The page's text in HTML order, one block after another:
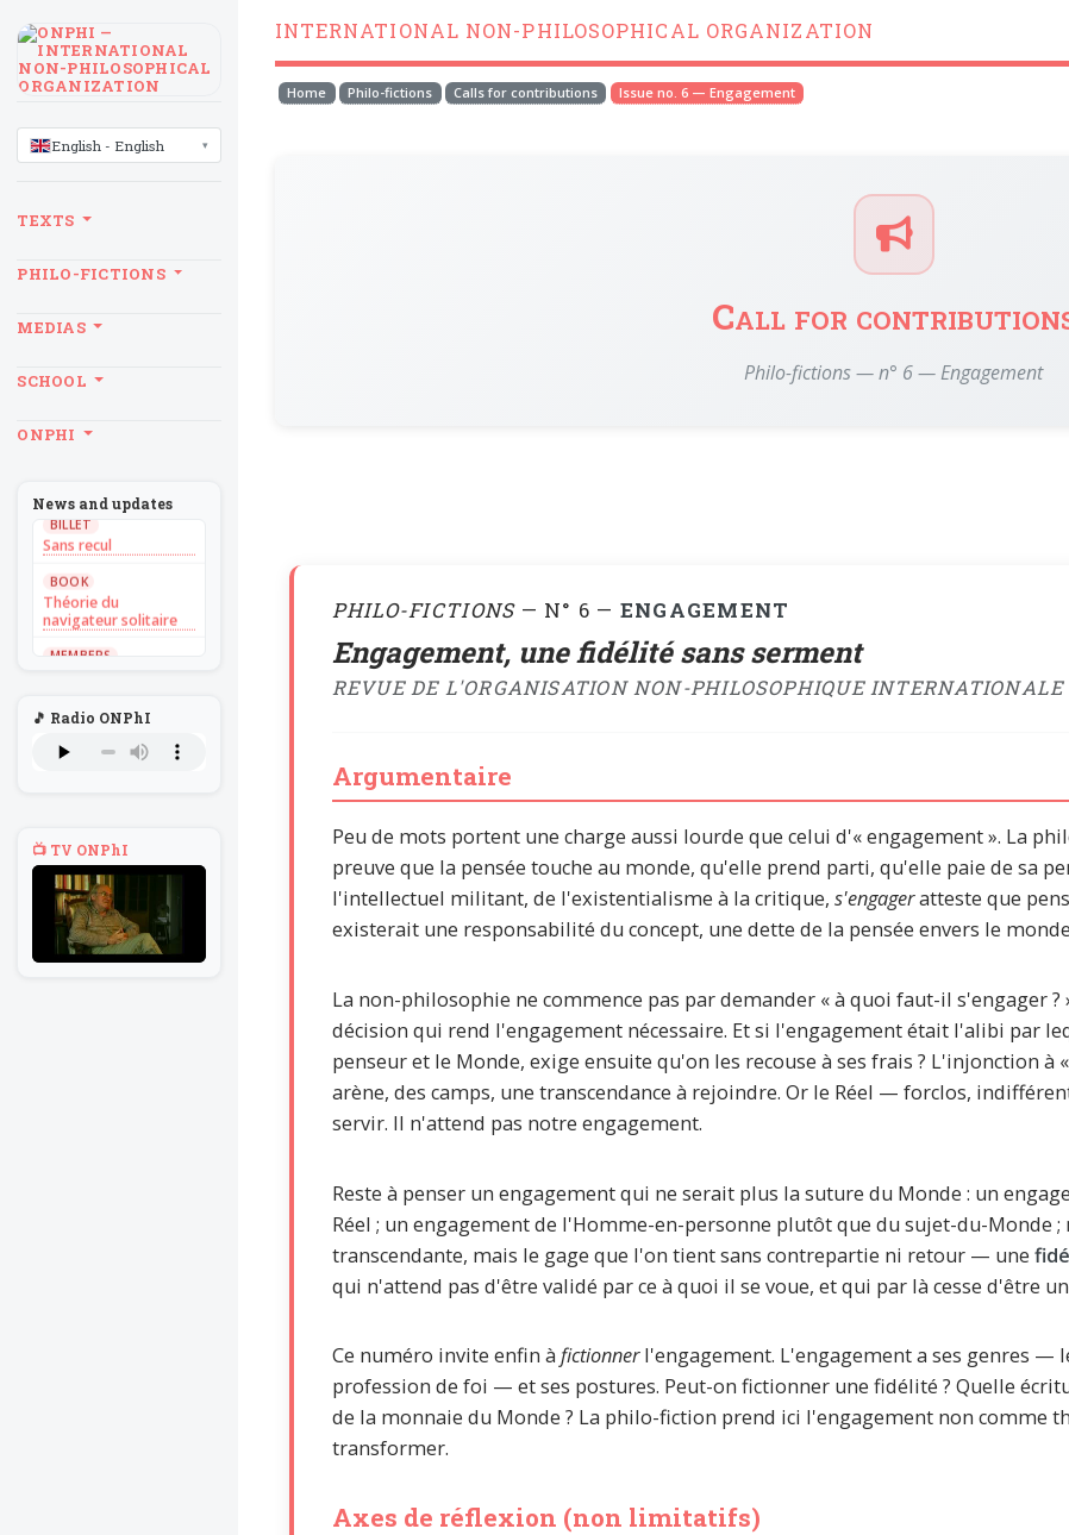
INTERNATIONAL NON-PHILOSOPHICAL ORGANIZATION
Home Philo-fictions Calls for contributions Issue no. 6 — Engagement
Call for
Philo-fictions — n° 6 — Engagement
PHILO-FICTIONS— N° 6 — ENGAGEMENT
Engagement, une fidélité sans serment
REVUE DE L'ORGANISATION NON-PHILOSOPHIQUE
Argumentaire
Peu de mots portent une charge aussi lourde que celui d'« engagement ». La
preuve que la pensée touche au monde, qu'elle prend parti, qu'elle paie de sa
l'intellectuel militant, de l'existentialisme à la critique, s'engageratteste que
existerait une responsabilité du concept, une dette de la pensée envers le
La non-philosophie ne commence pas par demander « à quoi faut-il s'engager
décision qui rend l'engagement nécessaire. Et si l'engagement était l'alibi par
penseur et le Monde, exige ensuite qu'on les recouse à ses frais ? L'injonction
arène, des camps, une transcendance à rejoindre. Or le Réel — forclos,
servir. Il n'attend pas notre engagement.
Reste à penser un engagement qui ne serait plus la suture du Monde : un
Réel ; un engagement de l'Homme-en-personne plutôt que du sujet-du-Monde
transcendante, mais le gage que l'on tient sans contrepartie ni retour — une
qui n'attend pas d'être validé par ce à quoi il se voue, et qui par là cesse d'être
Ce numéro invite enfin à fictionnerl'engagement. L'engagement a ses genres —
profession de foi — et ses postures. Peut-on fictionner une fidélité ? Quelle
de la monnaie du Monde ? La philo-fiction prend ici l'engagement non comme
transformer.
Axes de réflexion (non limitatifs)
LANGUAGE
English - English
TEXTS
PHILO-FICTIONS
MEDIAS
SCHOOL
ONPHI
News and updates
BILLET
Sans recul
BOOK
Théorie du
navigateur solitaire
MEMBERS
Introduire
l'hypothèse en
philosophie
BILLET
Sans recul
BOOK
Théorie du
navigateur solitaire
🎵 Radio ONPhI
📺 TV ONPhI